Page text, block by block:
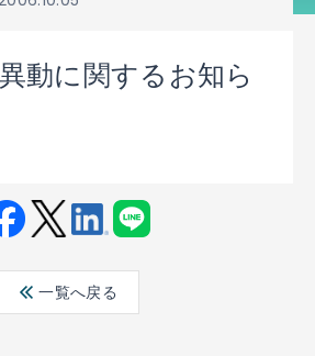
動に関するお知ら
ter
edin
一覧へ戻る